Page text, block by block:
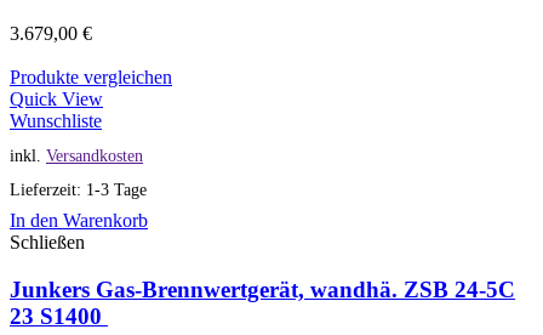
3.679,00 €
Produkte vergleichen
Quick View
Wunschliste
inkl. Versandkosten
Lieferzeit: 1-3 Tage
In den Warenkorb
Schließen
Junkers Gas-Brennwertgerät, wandhä. ZSB 24-5C
23 S1400